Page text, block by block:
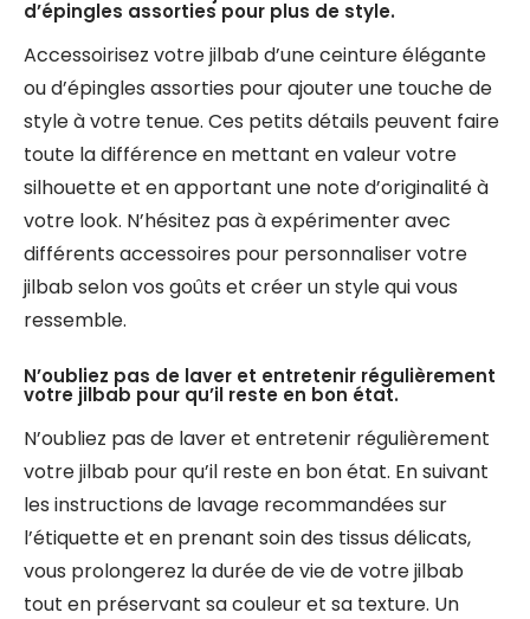
d’épingles assorties pour plus de style.
Accessoirisez votre jilbab d’une ceinture élégante
ou d’épingles assorties pour ajouter une touche de
style à votre tenue. Ces petits détails peuvent faire
toute la différence en mettant en valeur votre
silhouette et en apportant une note d’originalité à
votre look. N’hésitez pas à expérimenter avec
différents accessoires pour personnaliser votre
jilbab selon vos goûts et créer un style qui vous
ressemble.
N’oubliez pas de laver et entretenir régulièrement
votre jilbab pour qu’il reste en bon état.
N’oubliez pas de laver et entretenir régulièrement
votre jilbab pour qu’il reste en bon état. En suivant
les instructions de lavage recommandées sur
l’étiquette et en prenant soin des tissus délicats,
vous prolongerez la durée de vie de votre jilbab
tout en préservant sa couleur et sa texture. Un